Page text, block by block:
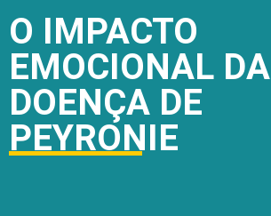
O IMPACTO
EMOCIONAL DA
DOENÇA DE
PEYRONIE